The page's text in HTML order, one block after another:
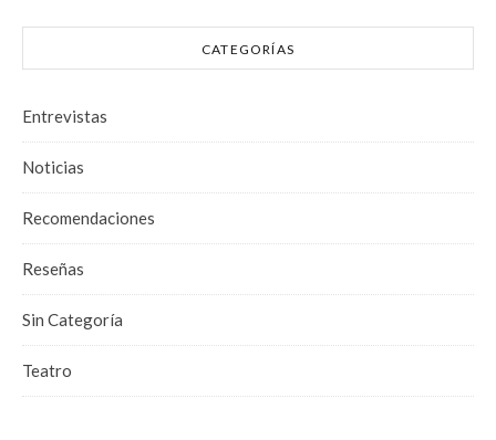
CATEGORÍAS
Entrevistas
Noticias
Recomendaciones
Reseñas
Sin Categoría
Teatro